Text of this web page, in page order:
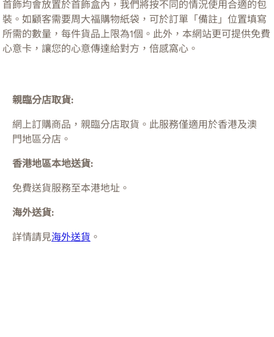
首飾均會放置於首飾盒內，我們將按不同的情況使用合適的包
裝。如顧客需要周大福購物紙袋，可於訂單「備註」位置填寫
所需的數量，每件貨品上限為1個。此外，本網站更可提供免費
心意卡，讓您的心意傳達給對方，倍感窩心。
親臨分店取貨:
網上訂購商品，親臨分店取貨。此服務僅適用於香港及澳
門地區分店。
香港地區本地送貨:
免費送貨服務至本港地址。
海外送貨:
詳情請見海外送貨 。